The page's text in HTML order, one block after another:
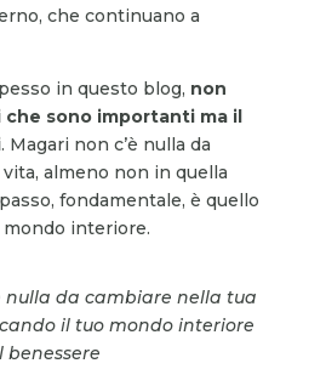
che continuano a
in questo blog, non
sono importanti ma il
. Magari non c’è nulla da
almeno non in quella
fondamentale, è quello
interiore.
nulla da cambiare nella tua
il tuo mondo interiore